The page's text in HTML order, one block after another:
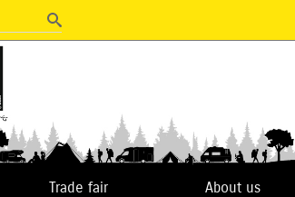
Trade fair About us